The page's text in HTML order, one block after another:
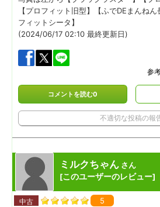
【プロフィット旧型】【ふでDEまんね
フィットシータ】
(2024/06/17 02:10 最終更新日)
参
コメントを読む0
不適切な投稿の報
ミルクちゃん さん
[このユーザーのレビュー]
中古 5